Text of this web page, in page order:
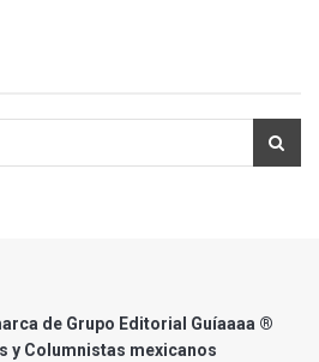
de Grupo Editorial Guíaaaa ®
y Columnistas mexicanos